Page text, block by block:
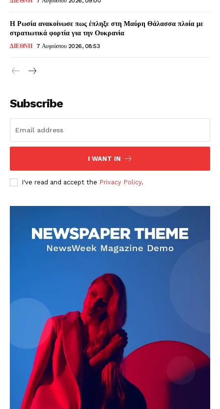
Η Ρωσία ανακοίνωσε πως έπληξε στη Μαύρη Θάλασσα πλοία με
στρατιωτικά φορτία για την Ουκρανία
ΔΙΕΘΝΗ 7 Αυγούστου 2026, 08:53
Subscribe
I WANT IN
I've read and accept the Privacy Policy.